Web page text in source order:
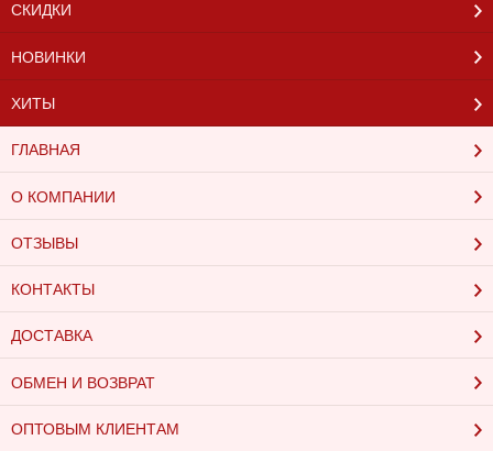
СКИДКИ
НОВИНКИ
ХИТЫ
ГЛАВНАЯ
О КОМПАНИИ
ОТЗЫВЫ
КОНТАКТЫ
ДОСТАВКА
ОБМЕН И ВОЗВРАТ
ОПТОВЫМ КЛИЕНТАМ